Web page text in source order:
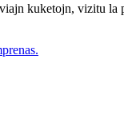
kuketojn, vizitu la